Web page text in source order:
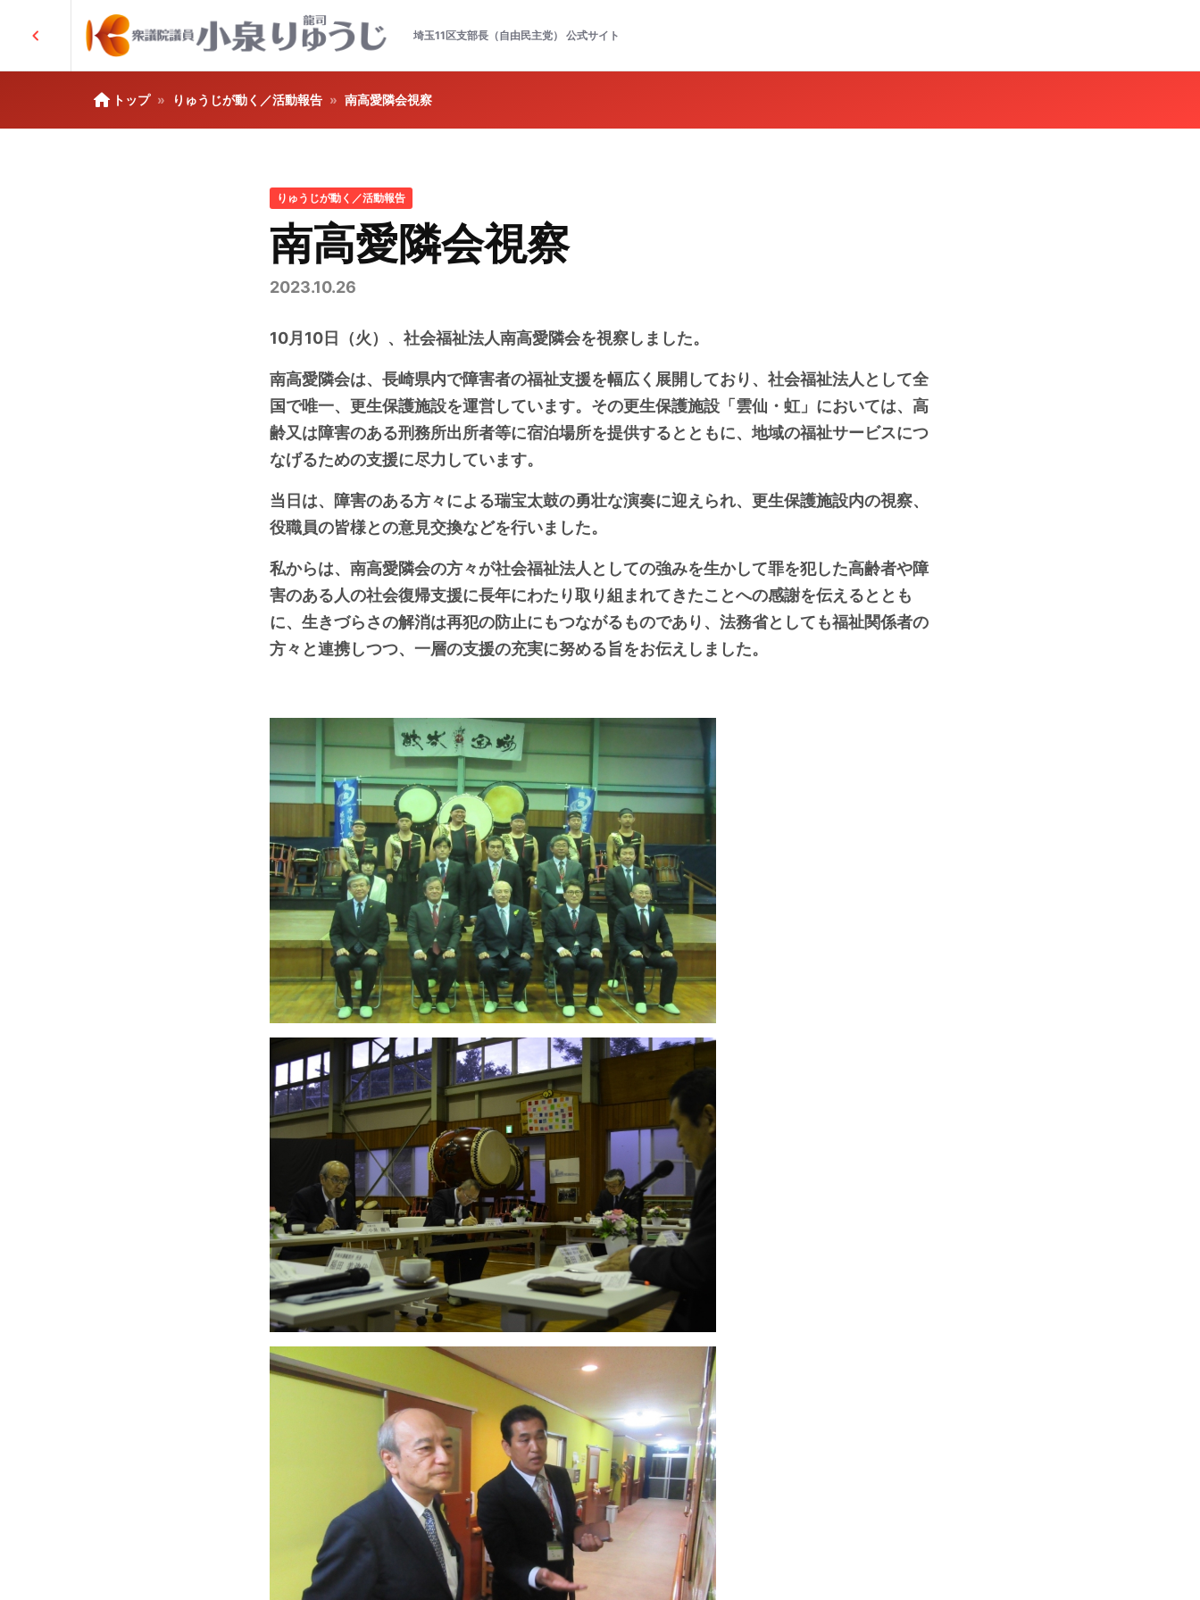
chevron_left 埼玉11区支部長（自由民主党） 公式サイト
home トップ りゅうじが動く／活動報告 南高愛隣会視察
りゅうじが動く／活動報告
南高愛隣会視察
2023.10.26
10月10日（火）、社会福祉法人南高愛隣会を視察しました。
南高愛隣会は、長崎県内で障害者の福祉支援を幅広く展開しており、社会福祉法人として全
国で唯一、更生保護施設を運営しています。その更生保護施設「雲仙・虹」においては、高
齢又は障害のある刑務所出所者等に宿泊場所を提供するとともに、地域の福祉サービスにつ
なげるための支援に尽力しています。
当日は、障害のある方々による瑞宝太鼓の勇壮な演奏に迎えられ、更生保護施設内の視察、
役職員の皆様との意見交換などを行いました。
私からは、南高愛隣会の方々が社会福祉法人としての強みを生かして罪を犯した高齢者や障
害のある人の社会復帰支援に長年にわたり取り組まれてきたことへの感謝を伝えるととも
に、生きづらさの解消は再犯の防止にもつながるものであり、法務省としても福祉関係者の
方々と連携しつつ、一層の支援の充実に努める旨をお伝えしました。